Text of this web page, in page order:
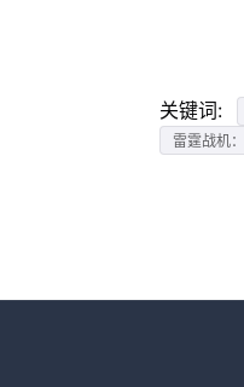
关键词:
雷霆战机